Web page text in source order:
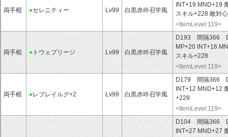
両手棍 ●セレニティー Lv99 白黒赤吟召学風
INT+19 MND+19
スキル+228 敵対
<ItemLevel:119>
両手棍 ● トウェブリージ Lv99 白黒赤吟召学風
D193 間隔366
MP+20 INT+16
スキル+228
<ItemLevel:119>
両手棍 ●レブレイルグ+2 Lv99 白黒赤吟召学風
D179 間隔366
INT+12 MND+12
+228
<ItemLevel:119>
D104 間隔366
INT+27 MND+27